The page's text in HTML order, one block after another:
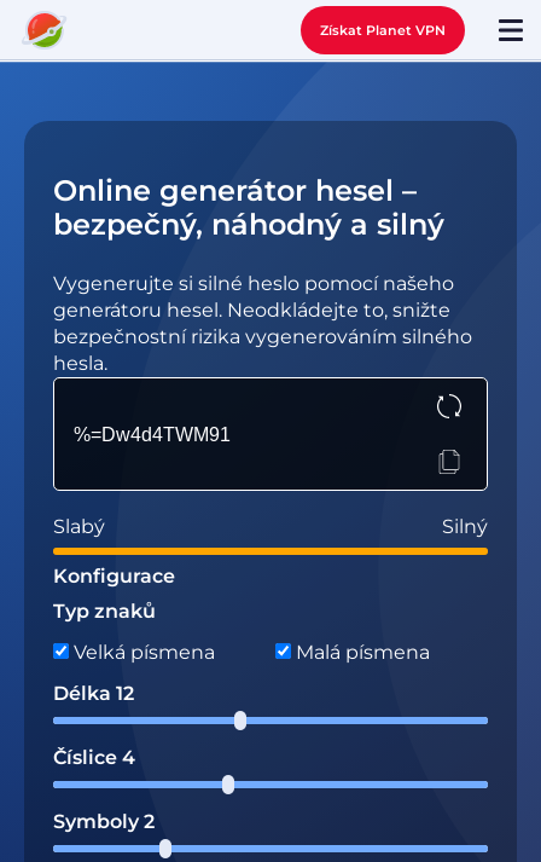
Získat Planet VPN
Online generátor hesel –
bezpečný, náhodný a silný
Vygenerujte si silné heslo pomocí našeho
generátoru hesel. Neodkládejte to, snižte
bezpečnostní rizika vygenerováním silného
hesla.
Slabý Silný
Konfigurace
Typ znaků
Velká písmena
Malá písmena
Délka 12
Číslice 4
Symboly2